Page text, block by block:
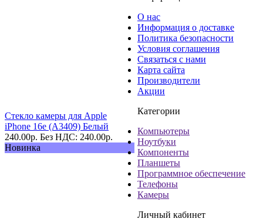
Стекло камеры для Apple
iPhone 16e (A3409) Белый
240.00р. Без НДС: 240.00р.
Новинка
О нас
Информация о доставке
Политика безопасности
Условия соглашения
Связаться с нами
Карта сайта
Производители
Акции
Категории
Компьютеры
Ноутбуки
Компоненты
Планшеты
Программное обеспечение
Телефоны
Камеры
Личный кабинет